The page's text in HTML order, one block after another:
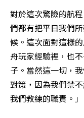
對於這次驚險的航
們都有把平日我們
候。這次面對這樣
舟玩家經驗裡，也
子。當然這一切，
對策，因為我們禁
我們教練的職責。」